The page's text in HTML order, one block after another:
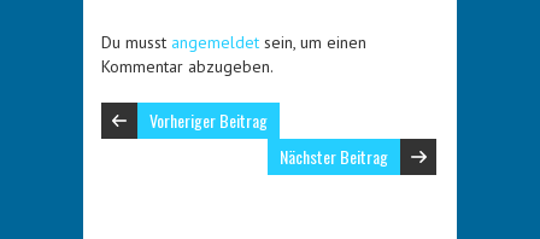
Du musst angemeldet sein, um einen
Kommentar abzugeben.
Vorheriger Beitrag
Nächster Beitrag